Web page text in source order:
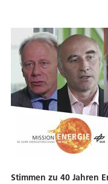
Stimmen zu 40 Jahren